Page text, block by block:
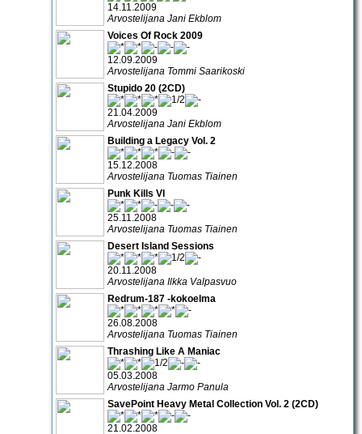
14.11.2009
Arvostelijana Jani Ekblom
Voices Of Rock 2009
12.09.2009
Arvostelijana Tommi Saarikoski
Stupido 20 (2CD)
21.04.2009
Arvostelijana Jani Ekblom
Building a Legacy Vol. 2
15.12.2008
Arvostelijana Tuomas Tiainen
Punk Kills VI
25.11.2008
Arvostelijana Tuomas Tiainen
Desert Island Sessions
20.11.2008
Arvostelijana Ilkka Valpasvuo
Redrum-187 -kokoelma
26.08.2008
Arvostelijana Tuomas Tiainen
Thrashing Like A Maniac
05.03.2008
Arvostelijana Jarmo Panula
SavePoint Heavy Metal Collection Vol. 2 (2CD)
21.02.2008